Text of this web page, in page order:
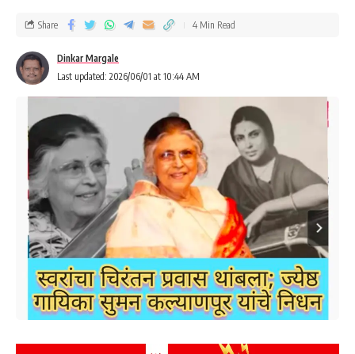
Last updated: 2026/06/01 at 10:44 AM
Dinkar Margale
Share 4 Min Read